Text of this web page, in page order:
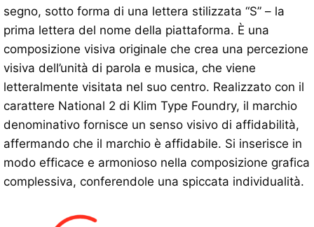
segno, sotto forma di una lettera stilizzata “S” – la
prima lettera del nome della piattaforma. È una
composizione visiva originale che crea una percezione
visiva dell’unità di parola e musica, che viene
letteralmente visitata nel suo centro. Realizzato con il
carattere National 2 di Klim Type Foundry, il marchio
denominativo fornisce un senso visivo di affidabilità,
affermando che il marchio è affidabile. Si inserisce in
modo efficace e armonioso nella composizione grafica
complessiva, conferendole una spiccata individualità.